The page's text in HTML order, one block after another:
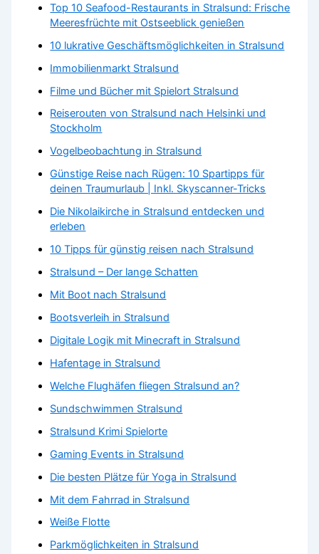
Top 10 Seafood-Restaurants in Stralsund: Frische
Meeresfrüchte mit Ostseeblick genießen
10 lukrative Geschäftsmöglichkeiten in Stralsund
Immobilienmarkt Stralsund
Filme und Bücher mit Spielort Stralsund
Reiserouten von Stralsund nach Helsinki und
Stockholm
Vogelbeobachtung in Stralsund
Günstige Reise nach Rügen: 10 Spartipps für
deinen Traumurlaub | Inkl. Skyscanner-Tricks
Die Nikolaikirche in Stralsund entdecken und
erleben
10 Tipps für günstig reisen nach Stralsund
Stralsund – Der lange Schatten
Mit Boot nach Stralsund
Bootsverleih in Stralsund
Digitale Logik mit Minecraft in Stralsund
Hafentage in Stralsund
Welche Flughäfen fliegen Stralsund an?
Sundschwimmen Stralsund
Stralsund Krimi Spielorte
Gaming Events in Stralsund
Die besten Plätze für Yoga in Stralsund
Mit dem Fahrrad in Stralsund
Weiße Flotte
Parkmöglichkeiten in Stralsund